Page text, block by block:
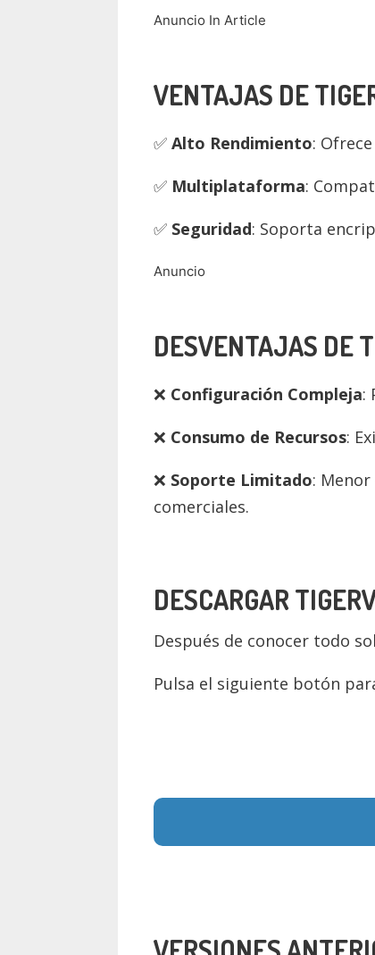
Anuncio In Article
VENTAJAS DE
Alto Rendimiento:
Multiplataforma:
Seguridad: Soporta
Anuncio
DESVENTAJAS DE
Configuración Compleja:
Consumo de Recursos:
Soporte Limitado:
comerciales.
DESCARGAR
Después de conocer todo
Pulsa el siguiente botón